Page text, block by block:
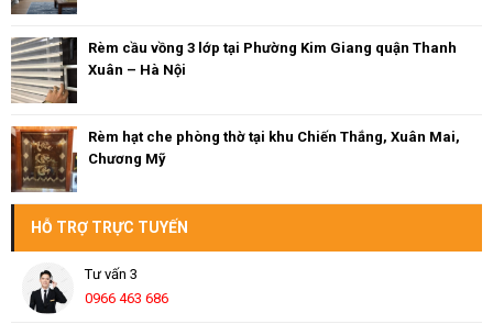
Rèm cầu vồng 3 lớp tại Phường Kim Giang quận Thanh
Xuân – Hà Nội
Rèm hạt che phòng thờ tại khu Chiến Thắng, Xuân Mai,
Chương Mỹ
HỖ TRỢ TRỰC TUYẾN
Tư vấn 3
0966 463 686